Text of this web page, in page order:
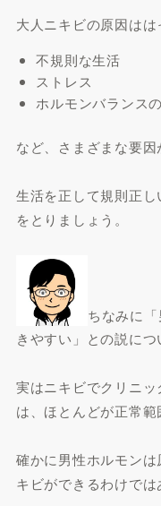
大人ニキビの原因はは
不規則な生活
ストレス
ホルモンバランス
など、さまざまな要因
生活を正して規則正
をとりましょう。
ちなみに
きやすい」との説につ
実はニキビでクリニ
は、ほとんどが正常範
確かに男性ホルモン
キビができるわけでは